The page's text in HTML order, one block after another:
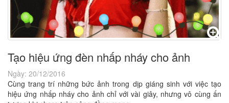
Tạo hiệu ứng đèn nhấp nháy cho ảnh
Ngày: 20/12/2016
Cùng trang trí những bức ảnh trong dịp giáng sinh với việc tạo
hiệu ứng nhấp nháy cho ảnh chỉ với vài giây, nhưng vô cùng ấn